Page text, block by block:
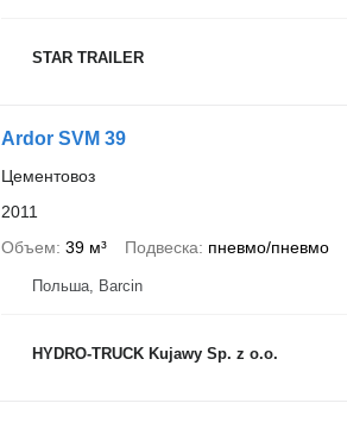
STAR TRAILER
Ardor SVM 39
Цементовоз
2011
Объем 39 м³ Подвеска пневмо/пневмо
Польша, Barcin
HYDRO-TRUCK Kujawy Sp. z o.o.